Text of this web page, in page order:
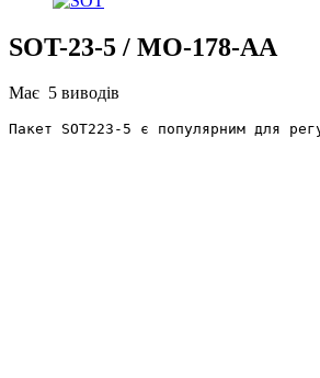
SOT-23-5 / MO-178-AA
Має 5 виводів
Пакет SOT223-5 є популярним для